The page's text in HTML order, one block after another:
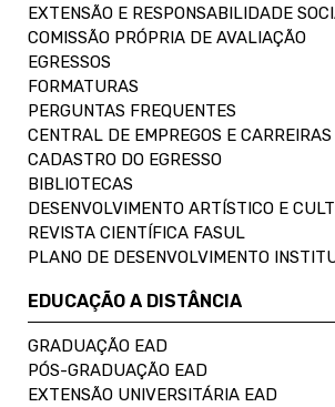
EXTENSÃO E RESPONSABILIDADE
COMISSÃO PRÓPRIA DE AVALIAÇÃO
EGRESSOS
FORMATURAS
PERGUNTAS FREQUENTES
CENTRAL DE EMPREGOS E CARREIRAS
CADASTRO DO EGRESSO
BIBLIOTECAS
DESENVOLVIMENTO ARTÍSTICO E
REVISTA CIENTÍFICA FASUL
PLANO DE DESENVOLVIMENTO
EDUCAÇÃO A DISTÂNCIA
GRADUAÇÃO EAD
PÓS-GRADUAÇÃO EAD
EXTENSÃO UNIVERSITÁRIA EAD